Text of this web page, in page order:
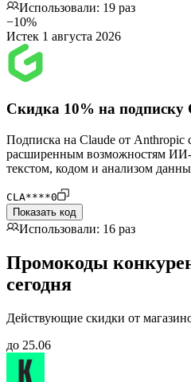
Использовали: 19 раз
−10%
Истек 1 августа 2026
Скидка 10% на подписку
Подписка на Claude от Anthropic
расширенным возможностям ИИ-
текстом, кодом и анализом
CLA****0
Показать код
Использовали: 16 раз
Промокоды
сегодня
Действующие скидки от
до 25.06